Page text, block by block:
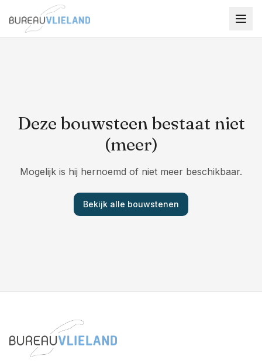
Ga naar hoofdinhoud
Deze bouwsteen bestaat niet
(meer)
Mogelijk is hij hernoemd of niet meer beschikbaar.
Bekijk alle bouwstenen